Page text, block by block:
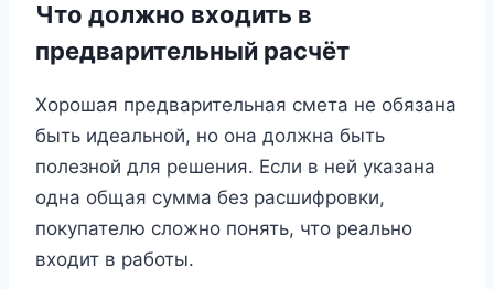
Что должно входить в
предварительный расчёт
Хорошая предварительная смета не обязана
быть идеальной, но она должна быть
полезной для решения. Если в ней указана
одна общая сумма без расшифровки,
покупателю сложно понять, что реально
входит в работы.